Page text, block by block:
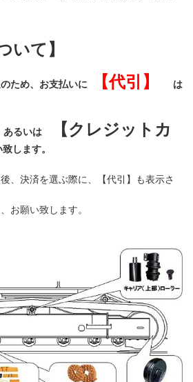
いて】
ため、お支払いに 【代引】
は
あるいは
【クレジットカ
します。
、決済を選ぶ際に、【代引】も表示さ
お願い致します。